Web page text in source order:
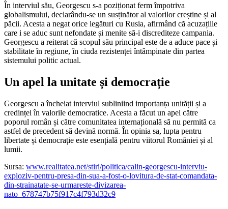
În interviul său, Georgescu s-a poziționat ferm împotriva
globalismului, declarându-se un susținător al valorilor creștine și al
păcii. Acesta a negat orice legături cu Rusia, afirmând că acuzațiile
care i se aduc sunt nefondate și menite să-i discrediteze campania.
Georgescu a reiterat că scopul său principal este de a aduce pace și
stabilitate în regiune, în ciuda rezistenței întâmpinate din partea
sistemului politic actual.
Un apel la unitate și democrație
Georgescu a încheiat interviul subliniind importanța unității și a
credinței în valorile democratice. Acesta a făcut un apel către
poporul român și către comunitatea internațională să nu permită ca
astfel de precedent să devină normă. În opinia sa, lupta pentru
libertate și democrație este esențială pentru viitorul României și al
lumii.
Sursa: www.realitatea.net/stiri/politica/calin-georgescu-interviu-
exploziv-pentru-presa-din-sua-a-fost-o-lovitura-de-stat-comandata-
din-strainatate-se-urmareste-divizarea-
nato_678747b75f917c4f793d32c9